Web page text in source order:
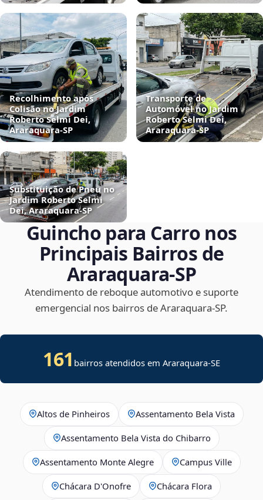
Recolhimento após
Colisão no Jardim
Roberto Selmi Dei,
Araraquara‑SP
Transporte de
Automóvel no Jardim
Roberto Selmi Dei,
Araraquara‑SP
Substituição de Pneu no
Jardim Roberto Selmi
Dei, Araraquara‑SP
Guincho para Carro nos
Principais Bairros de
Araraquara‑SP
Atendimento de reboque automotivo e suporte
emergencial nos bairros de Araraquara‑SP.
161 bairros atendidos em Araraquara-SE
Altos de Pinheiros Assentamento Bela Vista
Assentamento Bela Vista do Chibarro
Assentamento Monte Alegre Campus Ville
Chácara D'Onofre Chácara Flora